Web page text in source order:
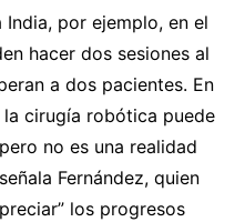
por ejemplo, en el
hacer dos sesiones al
a dos pacientes. En
cirugía robótica puede
no es una realidad
Fernández, quien
los progresos